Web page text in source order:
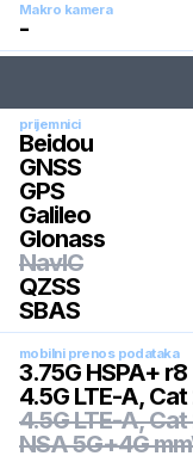
Makro kamera
-
prijemnici
Beidou
GNSS
GPS
Galileo
Glonass
NavIC
QZSS
SBAS
mobilni prenos podataka
3.75G HSPA+ r8
4.5G LTE-A,
4.5G LTE-A, Cat
NSA 5G+4G